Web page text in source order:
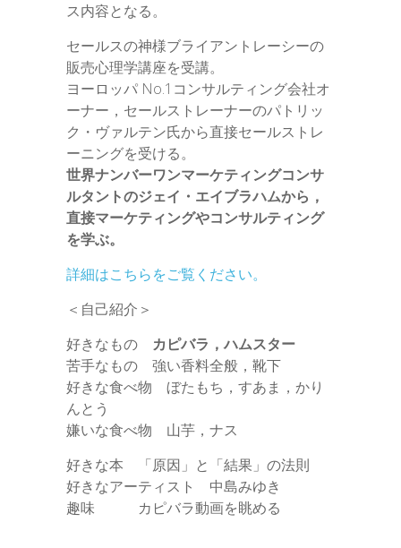
ス内容となる。
セールスの神様ブライアントレーシーの
販売心理学講座を受講。
ヨーロッパ No.1コンサルティング会社オ
ーナー，セールストレーナーのパトリッ
ク・ヴァルテン氏から直接セールストレ
ーニングを受ける。
世界ナンバーワンマーケティングコンサ
ルタントのジェイ・エイブラハムから，
直接マーケティングやコンサルティング
を学ぶ。
詳細はこちらをご覧ください。
＜自己紹介＞
好きなもの カピバラ，ハムスター
苦手なもの 強い香料全般，靴下
好きな食べ物 ぼたもち，すあま，かり
んとう
嫌いな食べ物 山芋，ナス
好きな本 「原因」と「結果」の法則
好きなアーティスト 中島みゆき
趣味 カピバラ動画を眺める